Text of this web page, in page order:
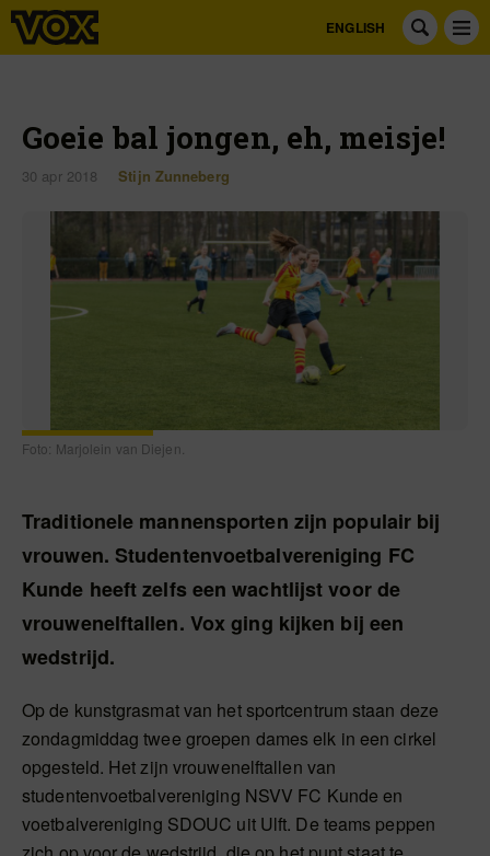
ENGLISH
Goeie bal jongen, eh, meisje!
30 apr 2018 Stijn Zunneberg
Foto: Marjolein van Diejen.
Traditionele mannensporten zijn populair bij
vrouwen. Studentenvoetbalvereniging FC
Kunde heeft zelfs een wachtlijst voor de
vrouwenelftallen. Vox ging kijken bij een
wedstrijd.
Op de kunstgrasmat van het sportcentrum staan deze
zondagmiddag twee groepen dames elk in een cirkel
opgesteld. Het zijn vrouwenelftallen van
studentenvoetbalvereniging NSVV FC Kunde en
voetbalvereniging SDOUC uit Ulft. De teams peppen